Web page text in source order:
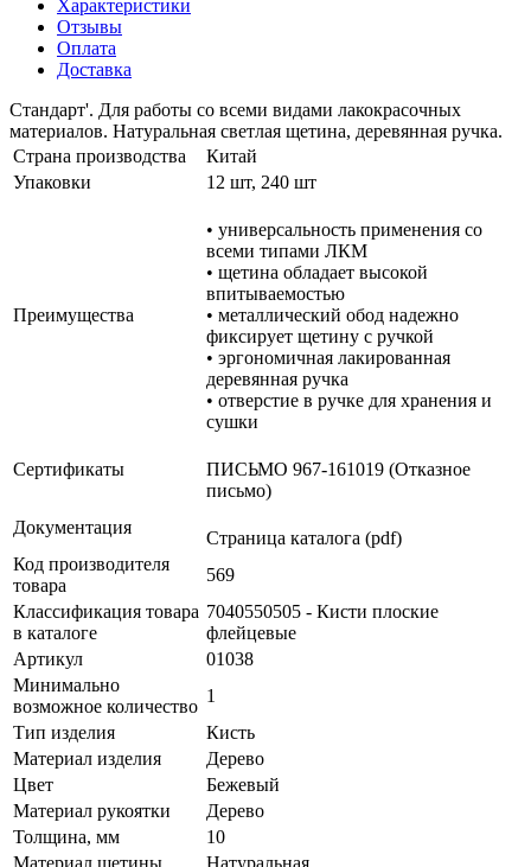
Характеристики
Отзывы
Оплата
Доставка
Стандарт'. Для работы со всеми видами лакокрасочных
материалов. Натуральная светлая щетина, деревянная ручка.
Страна производства
Китай
Упаковки
12 шт, 240 шт
Преимущества
• универсальность применения со
всеми типами ЛКМ
• щетина обладает высокой
впитываемостью
• металлический обод надежно
фиксирует щетину с ручкой
• эргономичная лакированная
деревянная ручка
• отверстие в ручке для хранения и
сушки
Сертификаты
ПИСЬМО 967-161019 (Отказное
письмо)
Документация
Страница каталога (pdf)
Код производителя
товара
569
Классификация товара
в каталоге
7040550505 - Кисти плоские
флейцевые
Артикул
01038
Минимально
возможное количество
1
Тип изделия
Кисть
Материал изделия
Дерево
Цвет
Бежевый
Материал рукоятки
Дерево
Толщина, мм
10
Материал щетины
Натуральная